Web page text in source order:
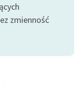
zmienność